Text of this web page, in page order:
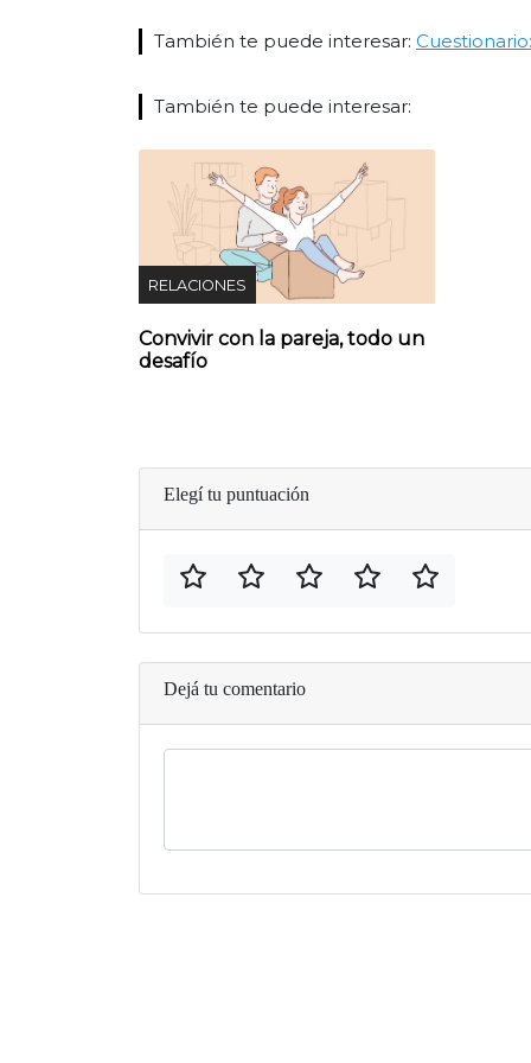
También te puede interesar:
También te puede interesar:
RELACIONES
Convivir con la pareja, todo un
desafío
Elegí tu puntuación
Dejá tu comentario